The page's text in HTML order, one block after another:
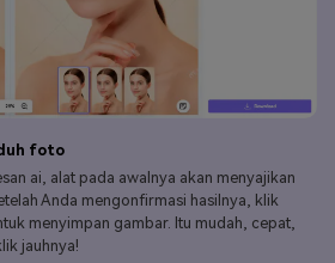
foto
ai, alat pada awalnya akan menyajikan
Anda mengonfirmasi hasilnya, klik
menyimpan gambar. Itu mudah, cepat,
jauhnya!